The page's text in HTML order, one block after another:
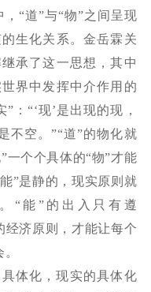
“道”与“物”之间呈现
生化关系。金岳霖关
承了这一思想，其中
界中发挥中介作用的
：“‘现’是出现的现，
不空。”“道”的物化就
一个个具体的“物”才能
”是静的，现实原则就
“能”的出入只有遵
经济原则，才能让每个
体化，现实的具体化